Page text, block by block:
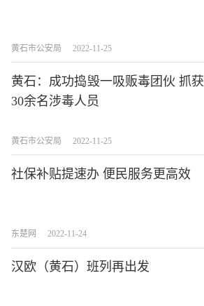
黄石市公安局 2022-11-25
黄石：成功捣毁一吸贩毒团伙 抓获
30余名涉毒人员
黄石市公安局 2022-11-25
社保补贴提速办 便民服务更高效
东楚网 2022-11-24
汉欧（黄石）班列再出发